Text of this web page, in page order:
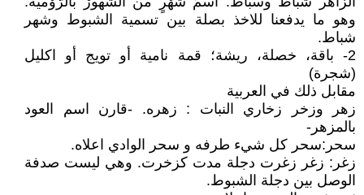
وهو ما يدفعنا للاخذ بصلة بين تسمية الشبوط وشهر
شباط.
2- باقة، خصلة، ريشة؛ قمة نامية أو تويج أو اكليل
(شجرة)
مقابل ذلك في العربية
زهر وزخر زخاري النبات : زهره. -قارن اسم العود
بالمزهر-
سحر:سحر كل شيء طرفه و سحر الوادي اعلاه.
زغر: زغر زغرت دجلة مدت كزخرت. وهي ليست صدفة
الوصل بين دجلة الشبوط.